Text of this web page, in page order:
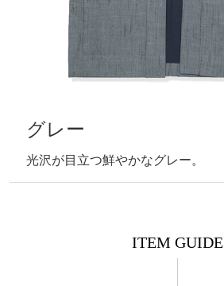
グレー
光沢が目立つ鮮やかなグレー。
ITEM GUIDE